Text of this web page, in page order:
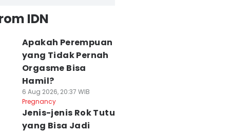
IDN
Apakah Perempuan
yang Tidak Pernah
Orgasme Bisa
Hamil?
6 Aug 2026, 20:37 WIB
Pregnancy
Jenis-jenis Rok Tutu
yang Bisa Jadi